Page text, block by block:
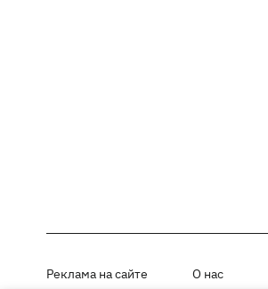
Реклама на сайте О нас